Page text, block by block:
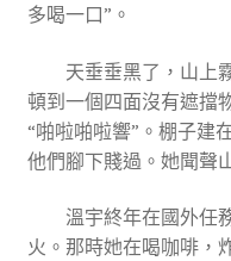
多喝一口”。
天垂垂黑了，山上
頓到一個四面沒有遮擋
“啪啦啪啦響”。棚子建
他們腳下賤過。她聞聲
溫宇終年在國外任
火。那時她在喝咖啡，